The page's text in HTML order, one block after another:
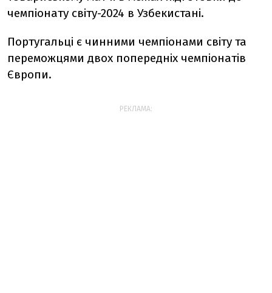
чемпіонату світу-2024 в Узбекистані.
Португальці є чинними чемпіонами світу та
переможцями двох попередніх чемпіонатів
Європи.
РЕКЛАМА: